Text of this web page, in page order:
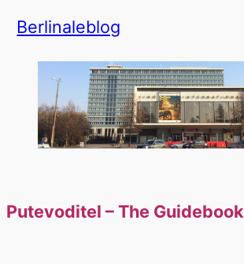
Inhalt
Berlinaleblog
Putevoditel – The Guidebook